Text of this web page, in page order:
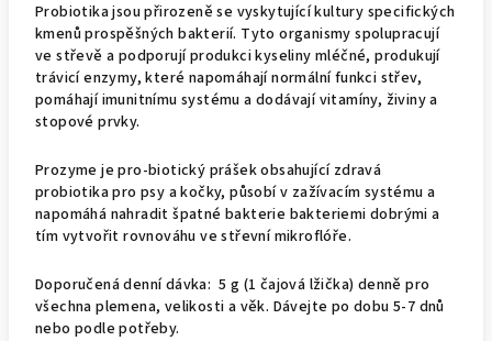
Probiotika jsou přirozeně se vyskytující kultury specifických
kmenů prospěšných bakterií. Tyto organismy spolupracují
ve střevě a podporují produkci kyseliny mléčné, produkují
trávicí enzymy, které napomáhají normální funkci střev,
pomáhají imunitnímu systému a dodávají vitamíny, živiny a
stopové prvky.
Prozyme je pro-biotický prášek obsahující zdravá
probiotika pro psy a kočky, působí v zažívacím systému a
napomáhá nahradit špatné bakterie bakteriemi dobrými a
tím vytvořit rovnováhu ve střevní mikroflóře.
Doporučená denní dávka: 5 g (1 čajová lžička) denně pro
všechna plemena, velikosti a věk. Dávejte po dobu 5-7 dnů
nebo podle potřeby.